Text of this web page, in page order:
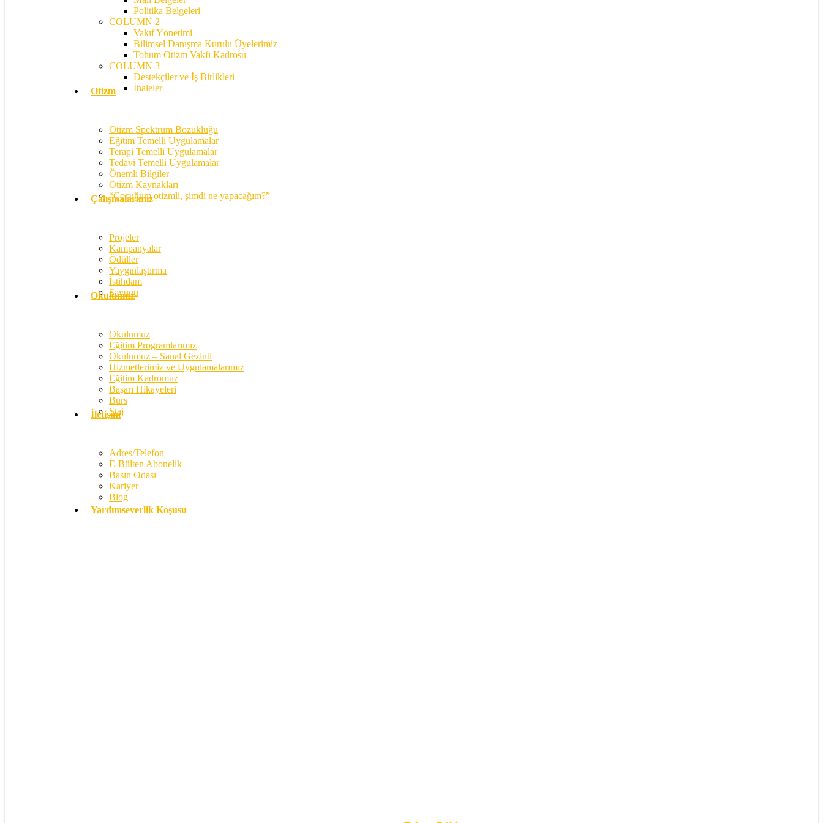
Politika Belgeleri
COLUMN 2
Vakıf Yönetimi
Bilimsel Danışma Kurulu Üyelerimiz
Tohum Otizm Vakfı Kadrosu
COLUMN 3
Destekçiler ve İş Birlikleri
İhaleler
Otizm
Otizm Spektrum Bozukluğu
Eğitim Temelli Uygulamalar
Terapi Temelli Uygulamalar
Tedavi Temelli Uygulamalar
Önemli Bilgiler
Otizm Kaynakları
“Çocuğum otizmli, şimdi ne yapacağım?”
Çalışmalarımız
Projeler
Kampanyalar
Ödüller
Yaygınlaştırma
İstihdam
Savunu
Okulumuz
Okulumuz
Eğitim Programlarımız
Okulumuz – Sanal Gezinti
Hizmetlerimiz ve Uygulamalarımız
Eğitim Kadromuz
Başarı Hikayeleri
Burs
Staj
İletişim
Adres/Telefon
E-Bülten Abonelik
Basın Odası
Kariyer
Blog
Yardımseverlik Koşusu